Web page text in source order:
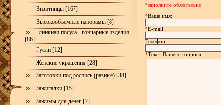
Визитницы [167]
Высокообъёмные панорамы [8]
Глиняная посуда - гончарные изделия
[86]
Гусли [12]
Женские украшения [28]
Заготовки под роспись (разные) [38]
Зажигалки [15]
Зажимы для денег [7]
*заполните обязательно
*Ваше имя:
*E-mail:
Телефон:
*Текст Вашего вопроса: